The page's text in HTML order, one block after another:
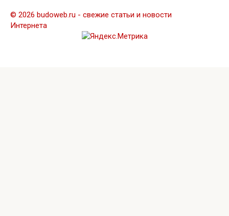
© 2026 budoweb.ru - свежие статьи и новости
Интернета